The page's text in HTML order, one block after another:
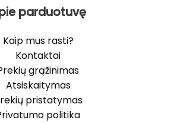
parduotuvę
Kaip mus rasti?
Kontaktai
grąžinimas
Atsiskaitymas
pristatymas
politika